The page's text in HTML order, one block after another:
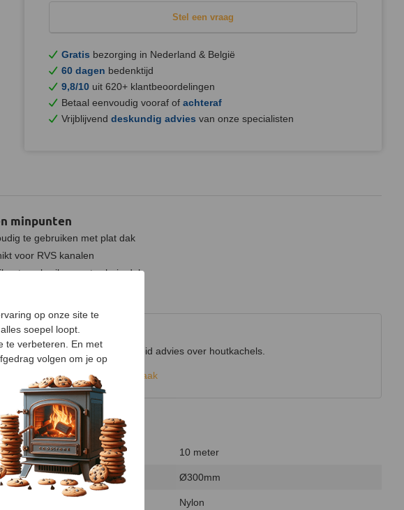
Stel een vraag
Gratis bezorging in Nederland & België
60 dagen bedenktijd
9,8/10 uit 620+ klantbeoordelingen
Betaal eenvoudig vooraf of achteraf
Vrijblijvend deskundig advies van onze specialisten
minpunten
te gebruiken met plat dak
voor RVS kanalen
te gebruiken met schuin dak
in onze showroom
onze showroom voor uitgebreid advies over houtkachels.
showroom en maak een afspraak
10 meter
Ø300mm
Nylon
op onze site te
soepel loopt.
te verbeteren. En met
volgen om je op